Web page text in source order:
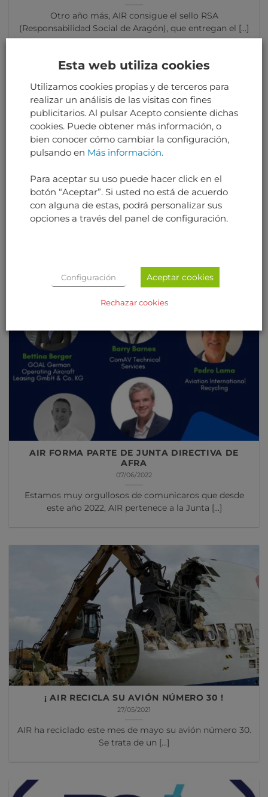
Otro año más, AIR consigue el sello RSA
(Responsabilidad Social de Aragón), que entregan el [...]
PROYECTO AIRECOMP
AIR FORMA PARTE DE JUNTA DIRECTIVA DE
AFRA
07/06/2022
Estamos muy orgullosos de comunicaros que desde
este año 2022, AIR pertenece a la Junta [...]
¡ AIR RECICLA SU AVIÓN NÚMERO 30 !
27/05/2021
AIR ha reciclado este mes de mayo su avión número 30.
Se trata de un [...]
Esta web utiliza cookies
Utilizamos cookies propias y de terceros para
realizar un análisis de las visitas con fines
publicitarios. Al pulsar Acepto consiente dichas
cookies. Puede obtener más información, o
bien conocer cómo cambiar la configuración,
pulsando en Más información.
Para aceptar su uso puede hacer click en el
botón “Aceptar”. Si usted no está de acuerdo
con alguna de estas, podrá personalizar sus
opciones a través del panel de configuración.
Configuración Aceptar cookies
Rechazar cookies